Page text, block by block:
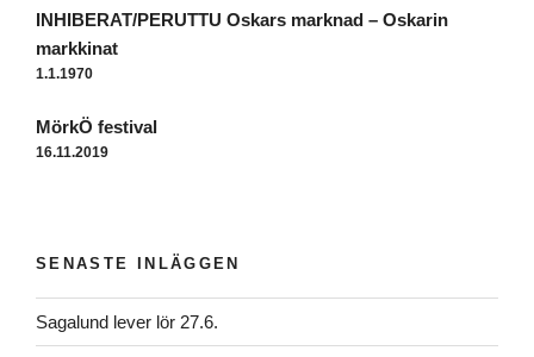
INHIBERAT/PERUTTU Oskars marknad – Oskarin
markkinat
1.1.1970
MörkÖ festival
16.11.2019
SENASTE INLÄGGEN
Sagalund lever lör 27.6.